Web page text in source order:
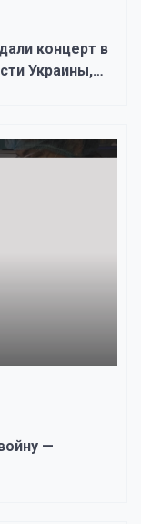
концерт в
Украины,
—